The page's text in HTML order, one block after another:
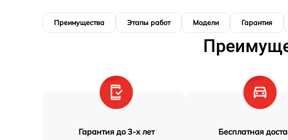
Преимущества Этапы работ Модели Гарантия
Гарантия до 3-х лет Бесплатная